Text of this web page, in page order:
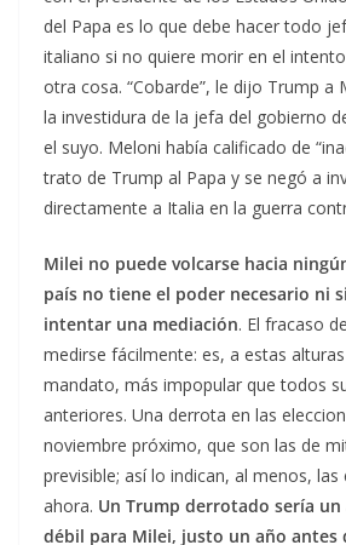
del Papa es lo que debe hacer todo
italiano si no quiere morir en el
otra cosa. “Cobarde”, le dijo Trump a
la investidura de la jefa del gobierno
el suyo. Meloni había calificado de
trato de Trump al Papa y se negó a
directamente a Italia en la guerra
Milei no puede volcarse hacia
país no tiene el poder necesario ni
intentar una mediación. El fracaso
medirse fácilmente: es, a estas
mandato, más impopular que todos
anteriores. Una derrota en las
noviembre próximo, que son las de
previsible; así lo indican, al menos, las
ahora. Un Trump derrotado sería
débil para Milei, justo un año antes